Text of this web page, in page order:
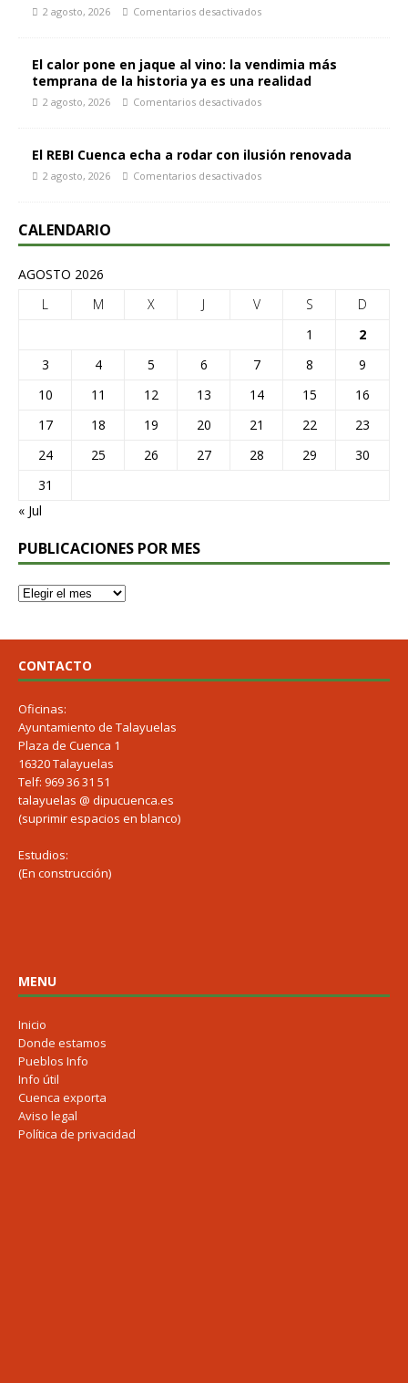
2 agosto, 2026 Comentarios desactivados
El calor pone en jaque al vino: la vendimia más
temprana de la historia ya es una realidad
2 agosto, 2026 Comentarios desactivados
El REBI Cuenca echa a rodar con ilusión renovada
2 agosto, 2026 Comentarios desactivados
CALENDARIO
AGOSTO 2026
L
M X J V S
D
1
2
3
4 5 6 7 8
9
10
11 12 13 14 15
16
17
18 19 20 21 22
23
24
25 26 27 28 29
30
31
« Jul
PUBLICACIONES POR MES
CONTACTO
Oficinas:
Ayuntamiento de Talayuelas
Plaza de Cuenca 1
16320 Talayuelas
Telf: 969 36 31 51
talayuelas @ dipucuenca.es
(suprimir espacios en blanco)
Estudios:
(En construcción)
MENU
Inicio
Donde estamos
Pueblos Info
Info útil
Cuenca exporta
Aviso legal
Política de privacidad